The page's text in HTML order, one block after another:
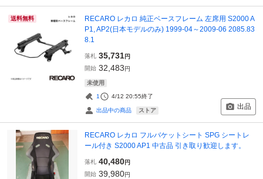
送料無料
RECARO レカロ 純正ベースフレーム 左席用 S2000 A
P1, AP2(日本モデルのみ) 1999-04～2009-06 2085.83
8.1
落札 35,731円
開始 32,483円
未使用
1 4/12 20:55終了
出品中の商品 ストア 出品
RECARO レカロ フルバケットシート SPG シートレ
ール付き S2000 AP1 中古品 引き取り歓迎します。
落札 40,480円
開始 39,980円